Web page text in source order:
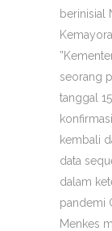
berinisial
seorang
tanggal
kembali
data
dalam
pandemi
Menkes